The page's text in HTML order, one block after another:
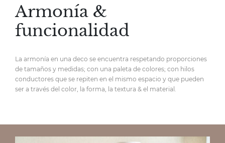
Armonía &
funcionalidad
La armonía en una deco se encuentra respetando proporciones
de tamaños y medidas; con una paleta de colores; con hilos
conductores que se repiten en el mismo espacio y que pueden
ser a través del color, la forma, la textura & el material.